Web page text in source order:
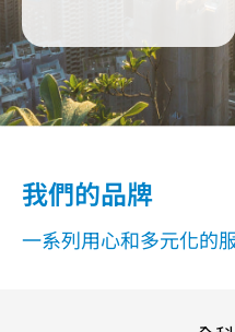
我們的品牌
一系列用心和多元化的